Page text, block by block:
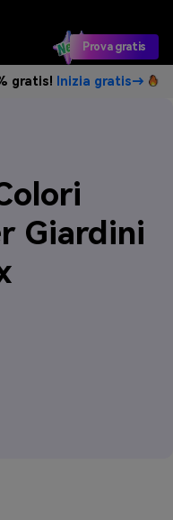
Prova gratis
gratis! Inizia gratis→
Giardini